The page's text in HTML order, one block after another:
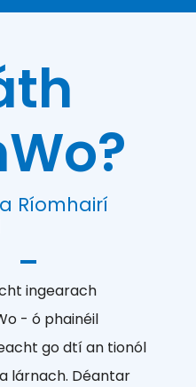
Ríomhairí
ingearach
- ó phainéil
go dtí an tionól
lárnach. Déantar